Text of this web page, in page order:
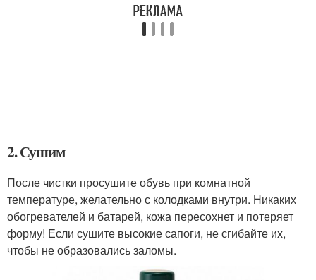
2. Сушим
После чистки просушите обувь при комнатной
температуре, желательно с колодками внутри. Никаких
обогревателей и батарей, кожа пересохнет и потеряет
форму! Если сушите высокие сапоги, не сгибайте их,
чтобы не образовались заломы.